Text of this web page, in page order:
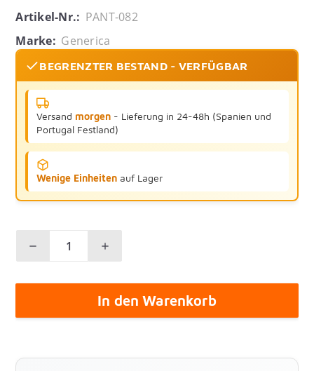
Artikel-Nr.: PANT-082
Marke: Generica
BEGRENZTER BESTAND - VERFÜGBAR
Versand morgen - Lieferung in 24-48h (Spanien und
Portugal Festland)
Wenige Einheiten auf Lager
In den Warenkorb